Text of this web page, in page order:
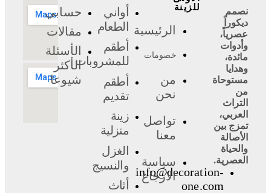
نصمم
ديكوراً
عصرياً،
وأدوات
مائدة،
وهدايا
مستوحاة
من
التراث
العربي،
تمزج بين
الأصالة
والحياة
العصرية.
info@decoration-
one.com
للزينة
الرئيسية
خصومات
من
نحن
تواصل
معنا
سياسة
الارجاع
أواني
الطعام
أطقم
للمشروبات
أطقم
تقديم
زينة
منزلية
الغزل
والنسيج
أثاث
حسابي
مقالات
الأسئلة
الأكثر
شيوعا